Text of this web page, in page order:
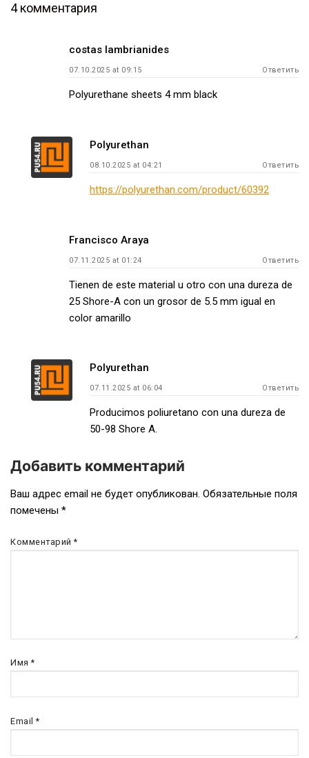
Навигация
4 комментария
costas lambrianides
07.10.2025 at 09:15 Ответить
Polyurethane sheets 4 mm black
Polyurethan
08.10.2025 at 04:21 Ответить
https://polyurethan.com/product/60392
Francisco Araya
07.11.2025 at 01:24 Ответить
Tienen de este material u otro con una dureza de
25 Shore-A con un grosor de 5.5 mm igual en
color amarillo
Polyurethan
07.11.2025 at 06:04 Ответить
Producimos poliuretano con una dureza de
50-98 Shore A.
Добавить комментарий
Ваш адрес email не будет опубликован. Обязательные поля
помечены *
Комментарий*
Имя*
Email*